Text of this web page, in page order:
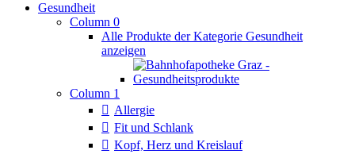
Gesundheit
Column 0
Alle Produkte der Kategorie Gesundheit
anzeigen
Column 1
Allergie
Fit und Schlank
Kopf, Herz und Kreislauf